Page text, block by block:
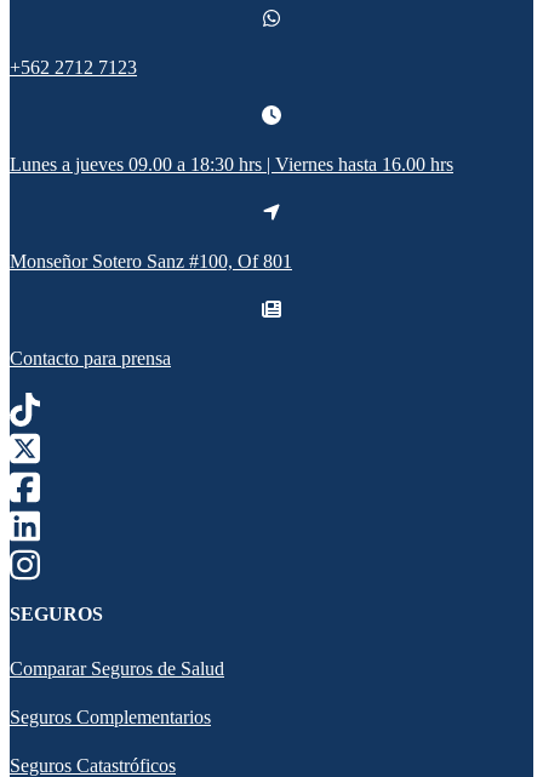
+562 2712 7123
Lunes a jueves 09.00 a 18:30 hrs | Viernes hasta 16.00 hrs
Monseñor Sotero Sanz #100, Of 801
Contacto para prensa
SEGUROS
Comparar Seguros de Salud
Seguros Complementarios
Seguros Catastróficos